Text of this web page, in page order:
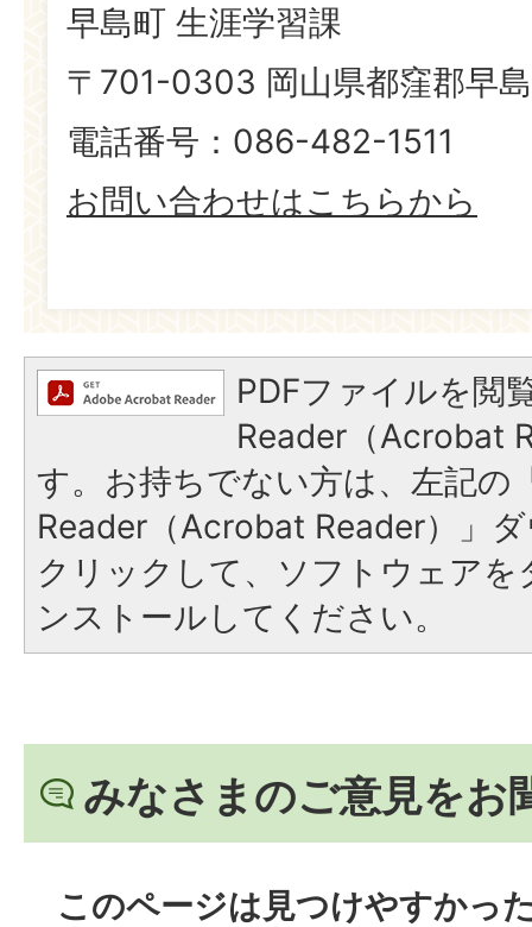
早島町 生涯学習課
〒701-0303 岡山県都窪郡早
電話番号：086-482-1511
お問い合わせはこちらから
PDFファイルを閲
Reader（Acrobat
す。お持ちでない方は、左記の
Reader（Acrobat Reader）」
クリックして、ソフトウェア
ンストールしてください。
みなさまのご意見をお
このページは見つけやすかっ